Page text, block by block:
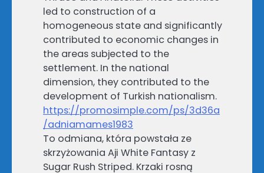
led to construction of a
homogeneous state and significantly
contributed to economic changes in
the areas subjected to the
settlement. In the national
dimension, they contributed to the
development of Turkish nationalism.
https://promosimple.com/ps/3d36a
/adniamames1983
To odmiana, która powstała ze
skrzyżowania Aji White Fantasy z
Sugar Rush Striped. Krzaki rosną